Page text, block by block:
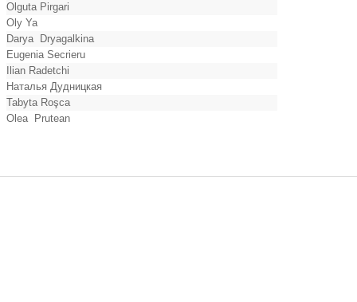
Olguta Pirgari
Oly Ya
Darya Dryagalkina
Eugenia Secrieru
Ilian Radetchi
Наталья Дудницкая
Tabyta Roşca
Olea Prutean